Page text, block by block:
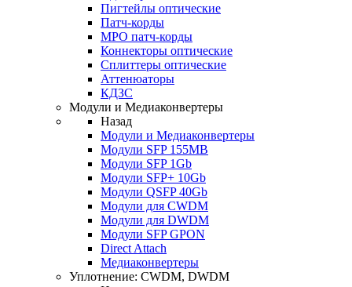
Пигтейлы оптические
Патч-корды
MPO патч-корды
Коннекторы оптические
Сплиттеры оптические
Аттенюаторы
КДЗС
Модули и Медиаконвертеры
Назад
Модули и Медиаконвертеры
Модули SFP 155MB
Модули SFP 1Gb
Модули SFP+ 10Gb
Модули QSFP 40Gb
Модули для CWDM
Модули для DWDM
Модули SFP GPON
Direct Attach
Медиаконвертеры
Уплотнение: CWDM, DWDM